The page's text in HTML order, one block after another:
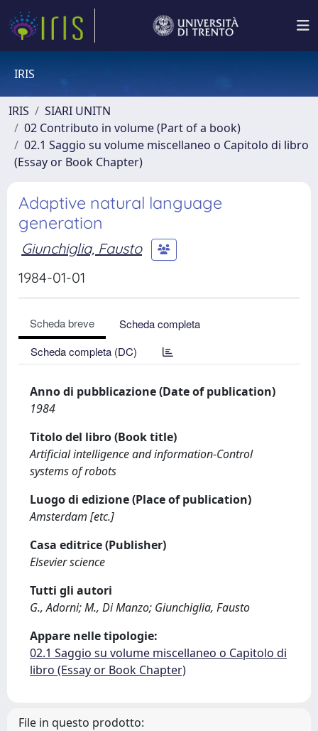
IRIS
IRIS
SIARI UNITN
02 Contributo in volume (Part of a book)
02.1 Saggio su volume miscellaneo o Capitolo di libro
(Essay or Book Chapter)
Adaptive natural language
generation
Giunchiglia, Fausto
1984-01-01
Scheda breve
Scheda completa
Scheda completa (DC)
Anno di pubblicazione (Date of publication)
1984
Titolo del libro (Book title)
Artificial intelligence and information-Control
systems of robots
Luogo di edizione (Place of publication)
Amsterdam [etc.]
Casa editrice (Publisher)
Elsevier science
Tutti gli autori
G., Adorni; M., Di Manzo; Giunchiglia, Fausto
Appare nelle tipologie:
02.1 Saggio su volume miscellaneo o Capitolo di
libro (Essay or Book Chapter)
File in questo prodotto: